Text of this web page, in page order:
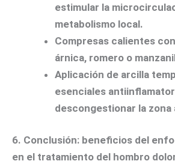
estimular la
metabolismo local.
Compresas calientes
árnica, romero o
Aplicación de arcilla
esenciales
descongestionar la
6. Conclusión: beneficios del
en el tratamiento del hombro